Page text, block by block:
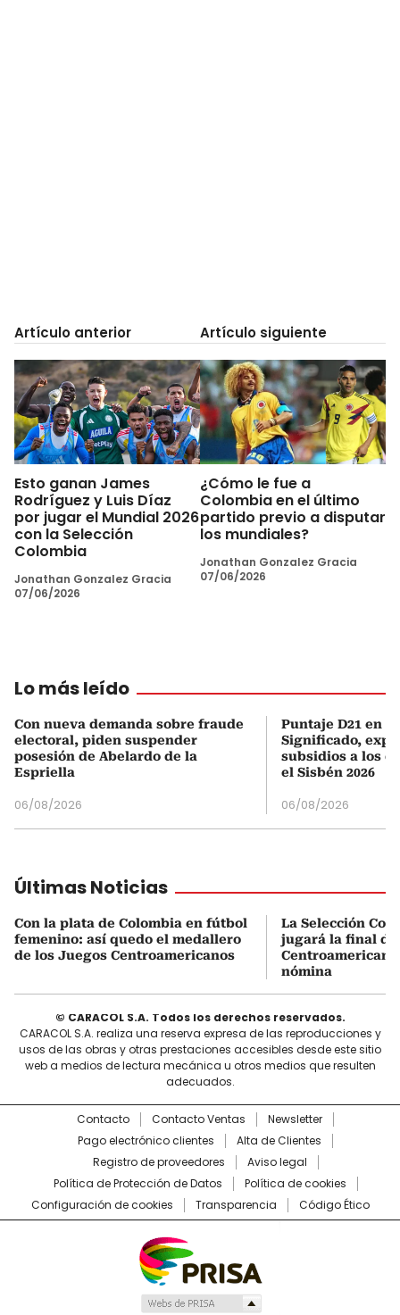
Artículo anterior
Esto ganan James
Rodríguez y Luis Díaz
por jugar el Mundial 2026
con la Selección
Colombia
Jonathan Gonzalez Gracia
07/06/2026
Artículo siguiente
¿Cómo le fue a
Colombia en el último
partido previo a disputar
los mundiales?
Jonathan Gonzalez Gracia
07/06/2026
Lo más leído
Con nueva demanda sobre fraude
electoral, piden suspender
posesión de Abelardo de la
Espriella
06/08/2026
Puntaje D21 en
Significado,
subsidios a los
el Sisbén 2026
06/08/2026
Últimas Noticias
Con la plata de Colombia en fútbol
femenino: así quedo el medallero
de los Juegos Centroamericanos
La Selección
jugará la final de
nómina
© CARACOL S.A. Todos los derechos reservados.
CARACOL S.A. realiza una reserva expresa de las reproducciones y
usos de las obras y otras prestaciones accesibles desde este sitio
web a medios de lectura mecánica u otros medios que resulten
adecuados.
Contacto Contacto Ventas
Newsletter
Pago electrónico clientes
Alta de Clientes
Registro de proveedores
Aviso legal
Política de Protección de Datos
Política de cookies
Configuración de cookies
Transparencia Código Ético